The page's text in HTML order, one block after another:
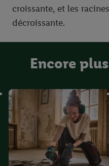
croissante, et les
décroissante.
Encore